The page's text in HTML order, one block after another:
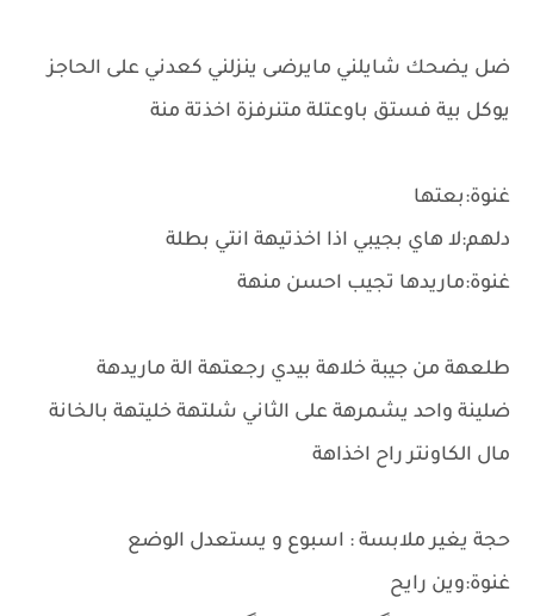
ضل يضحك شايلني مايرضى ينزلني كعدني على الحاجز
يوكل بية فستق باوعتلة متنرفزة اخذتة منة
غنوة:بعتها
دلهم:لا هاي بجيبي اذا اخذتيهة انتي بطلة
غنوة:ماريدها تجيب احسن منهة
طلعهة من جيبة خلاهة بيدي رجعتهة الة ماريدهة
ضلينة واحد يشمرهة على الثاني شلتهة خليتهة بالخانة
مال الكاونتر راح اخذاهة
حجة يغير ملابسة : اسبوع و يستعدل الوضع
غنوة:وين رايح